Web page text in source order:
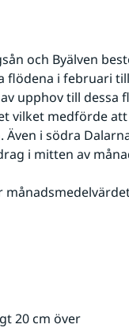
och Byälven
flödena i februari
upphov till dessa
vilket medförde
i södra
i mitten av
20 cm över